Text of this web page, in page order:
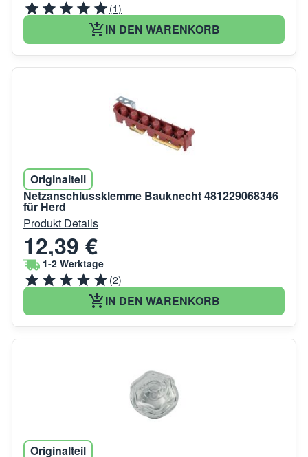
(1)
IN DEN WARENKORB
Originalteil
Netzanschlussklemme Bauknecht 481229068346
für Herd
Produkt Details
12,39 €
1-2 Werktage
(2)
IN DEN WARENKORB
Originalteil